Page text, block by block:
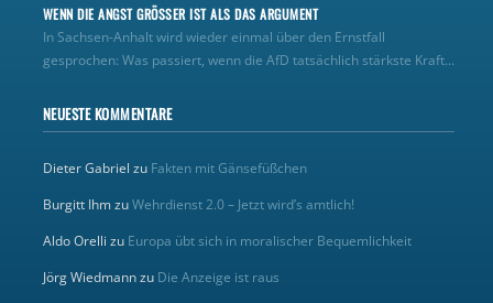
WENN DIE ANGST GRÖSSER IST ALS DAS ARGUMENT
In Sachsen-Anhalt wird wieder einmal über den Ernstfall
gesprochen: Was passiert, wenn die AfD tatsächlich stärkste Kraft...
NEUESTE KOMMENTARE
Dieter Gabriel zu Fakten mit Gänsefüßchen
Burgitt IhmzuWehrdienst 2.0 – Jetzt wird’s amtlich!
Aldo Orelli zu Europa übt sich in moralischer Bequemlichkeit
Jörg Wiedmannzu Die Anzeige ist raus